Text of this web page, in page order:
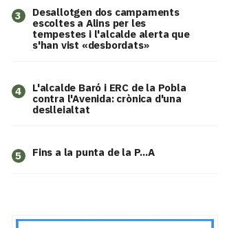
3
​Desallotgen dos campaments
escoltes a Alins per les
tempestes i l'alcalde alerta que
s'han vist «desbordats»
4
L'alcalde Baró i ERC de la Pobla
contra l'Avenida: crònica d'una
deslleialtat
5 Fins a la punta de la P...A